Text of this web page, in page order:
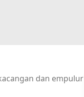
dan empulur